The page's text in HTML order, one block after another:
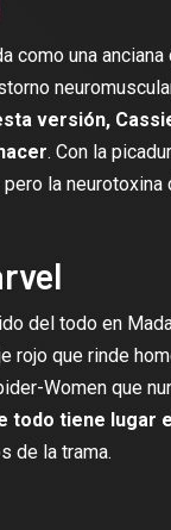
como una
versión,
. Con la
la
del todo en
rojo que rinde
Women que
todo tiene lugar
de la trama.